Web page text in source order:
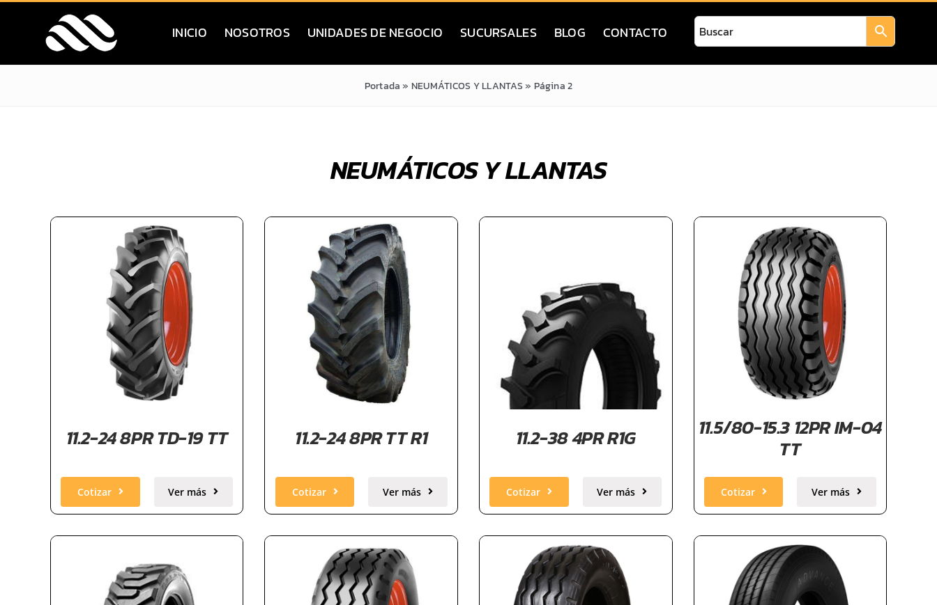
Saltar
contenido
INICIO NOSOTROS UNIDADES DE NEGOCIO SUCURSALES BLOG CONTACTO
Portada» NEUMÁTICOS Y LLANTAS» Página 2
NEUMÁTICOS Y LLANTAS
11.2-24 8PR TD-19 TT
Cotizar Ver más
11.2-24 8PR TT R1
Cotizar Ver más
11.2-38 4PR R1G
Cotizar Ver más
11.5/80-15.3 12PR IM-04
TT
Cotizar Ver más